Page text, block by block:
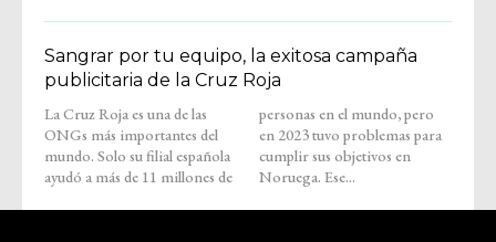
Sangrar por tu equipo, la exitosa campaña
publicitaria de la Cruz Roja
La Cruz Roja es una de las
ONGs más importantes del
mundo. Solo su filial española
ayudó a más de 11 millones de
personas en el mundo, pero
en 2023 tuvo problemas para
cumplir sus objetivos en
Noruega. Ese...